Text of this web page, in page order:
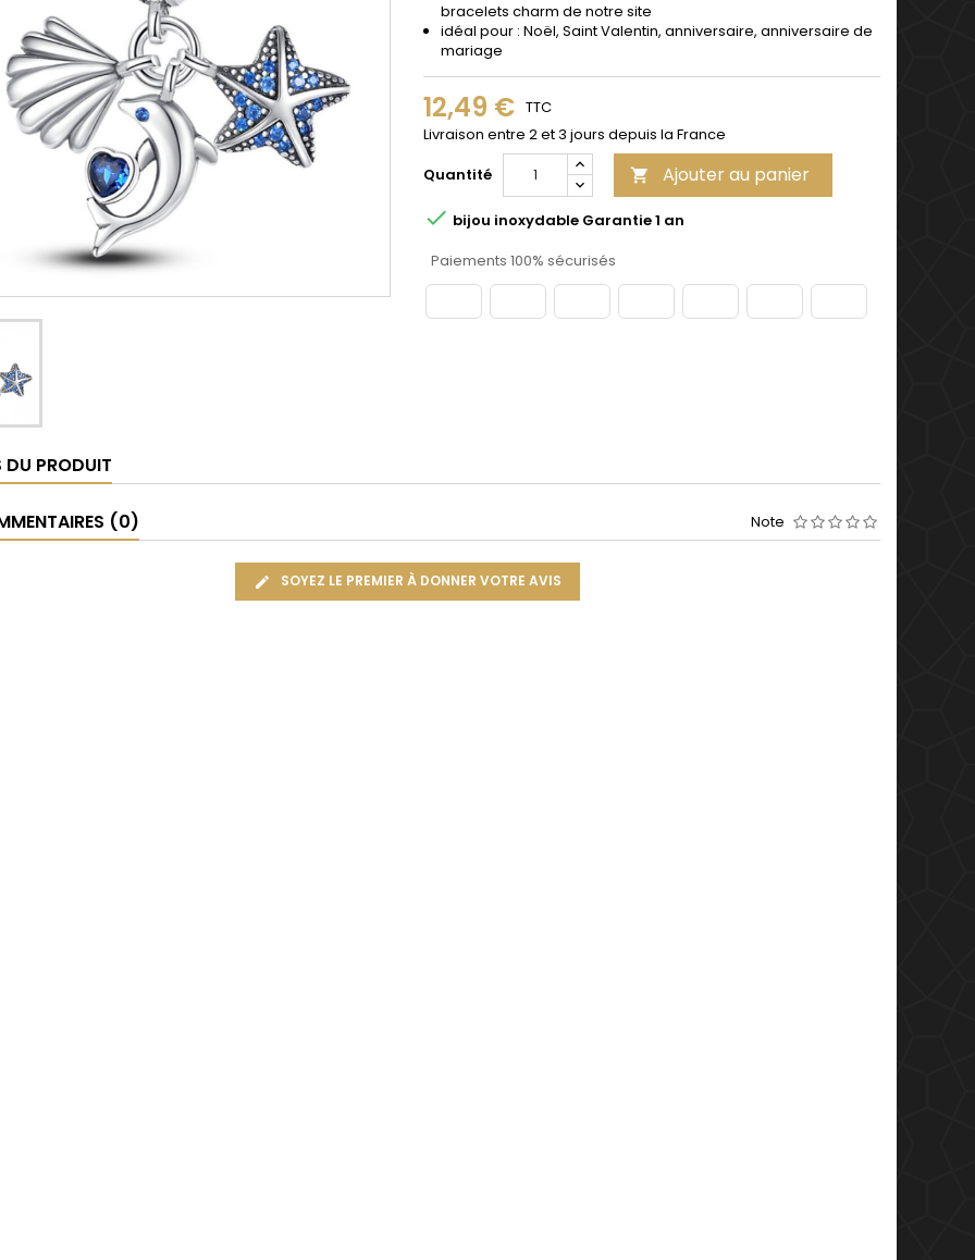
bracelets charm de notre site
idéal pour : Noël, Saint Valentin, anniversaire, anniversaire de
mariage
12,49 € TTC
Livraison entre 2 et 3 jours depuis la France
Quantité
 Ajouter au panier
 bijou inoxydable Garantie 1 an
Paiements 100% sécurisés
DU PRODUIT
(0) Note
SOYEZ LE PREMIER À DONNER VOTRE AVIS